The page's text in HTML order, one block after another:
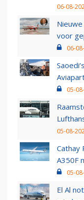
06-08-
voor
06-
05-
05-08-
Cathay
A350F
05-
El Al